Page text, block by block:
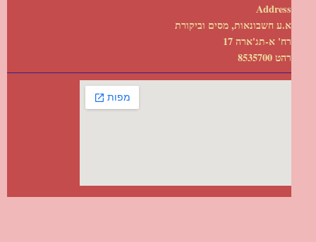
Address
א.ע חשבונאות, מסים וביקורת
רח' א-תג'ארה 17
רהט 8535700